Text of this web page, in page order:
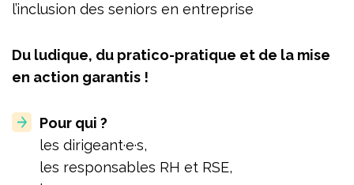
l’inclusion des seniors en entreprise
Du ludique, du pratico-pratique et de la mise
en action garantis !
Pour qui ?
les dirigeant·e·s,
les responsables RH et RSE,